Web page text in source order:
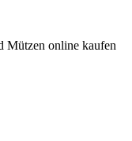
Mützen online kaufen